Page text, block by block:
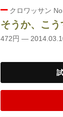
クロワッサン
そうか、こ
472円 —